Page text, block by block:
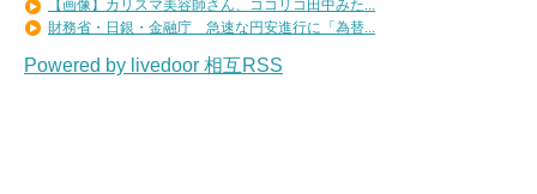
【画像】カリスマ美容師さん、ココリコ田中みた...
財務省・日銀・金融庁 急速な円安進行に「為替...
Powered by livedoor 相互RSS